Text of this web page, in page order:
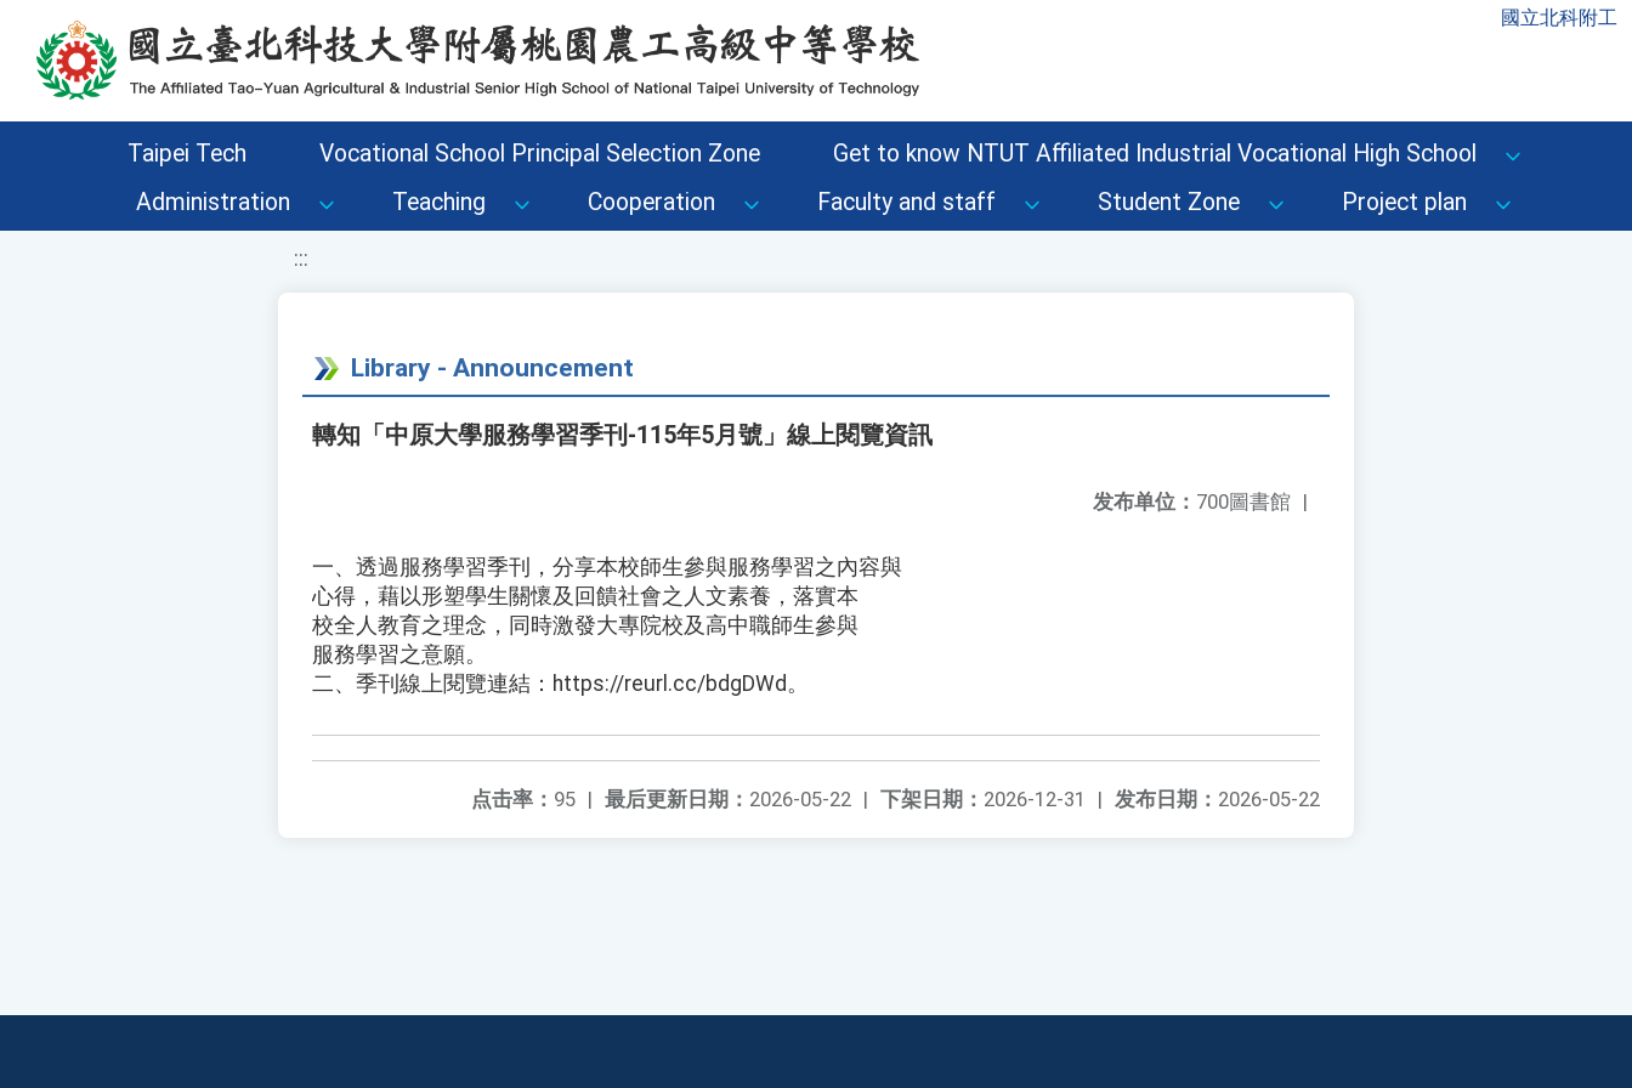
移至網頁之主要內容區位置 國立北科附工
Taipei Tech Vocational School Principal Selection Zone
Get to know NTUT Affiliated Industrial Vocational High School
Administration
Teaching Cooperation Faculty and staff Student Zone Project plan
:::
Library - Announcement
轉知「中原大學服務學習季刊-115年5月號」線上閱覽資訊
发布单位： 700圖書館 |
一、透過服務學習季刊，分享本校師生參與服務學習之內容與
心得，藉以形塑學生關懷及回饋社會之人文素養，落實本
校全人教育之理念，同時激發大專院校及高中職師生參與
服務學習之意願。
二、季刊線上閱覽連結：https://reurl.cc/bdgDWd。
发布日期： 2026-05-22
下架日期： 2026-12-31 |
最后更新日期： 2026-05-22 |
点击率： 95 |